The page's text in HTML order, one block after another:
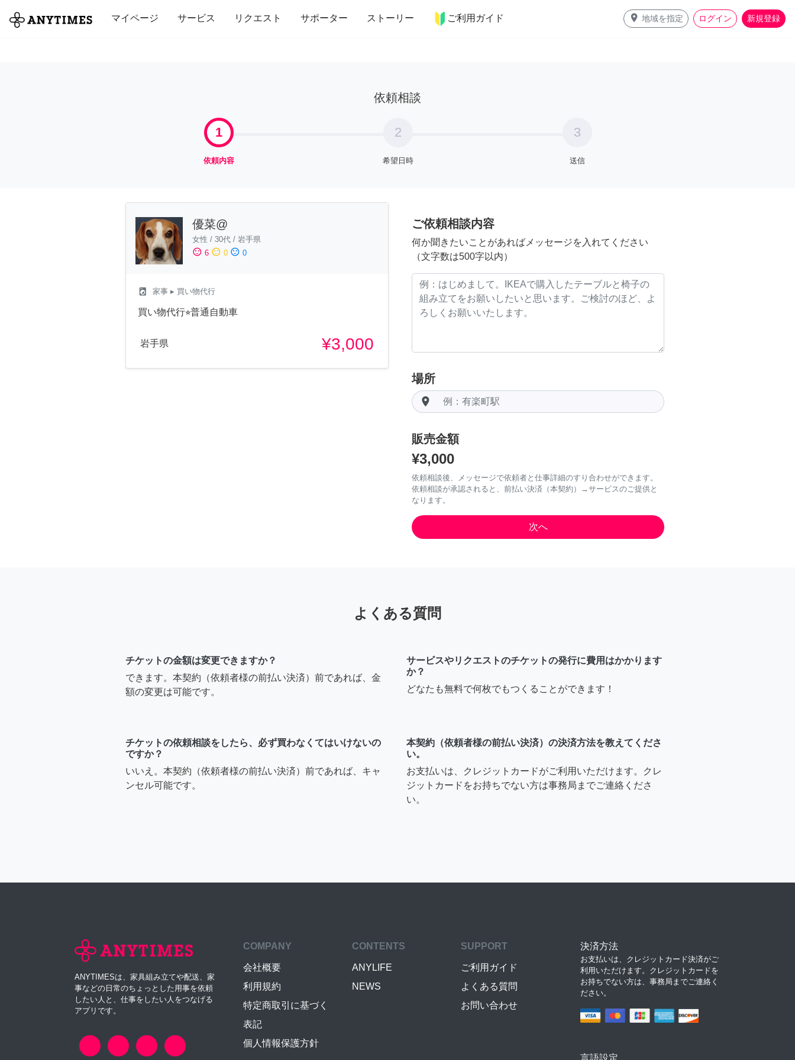
マイページ サービス リクエスト サポーター ストーリー ご利用ガイド place 地域を指定 ログイン 新規登録
全て 修理・組立 家事 引っ越し インテリア 趣味・習い事 ペット 料理
依頼相談
1
依頼内容
2
希望日時
3
送信
優菜@
女性 / 30代 / 岩手県
sentiment_satisfied 6 sentiment_neutral 0 sentiment_dissatisfied 0
local_laundry_service 家事 ▸ 買い物代行
買い物代行⭐︎普通自動車
岩手県 ¥3,000
ご依頼相談内容
何か聞きたいことがあればメッセージを入れてください
（文字数は500字以内）
場所
room
販売金額
¥3,000
依頼相談後、メッセージで依頼者と仕事詳細のすり合わせができます。
依頼相談が承認されると、前払い決済（本契約）→サービスのご提供と
なります。
よくある質問
チケットの金額は変更できますか？
できます。本契約（依頼者様の前払い決済）前であれば、金
額の変更は可能です。
サービスやリクエストのチケットの発行に費用はかかります
か？
どなたも無料で何枚でもつくることができます！
チケットの依頼相談をしたら、必ず買わなくてはいけないの
ですか？
いいえ。本契約（依頼者様の前払い決済）前であれば、キャ
ンセル可能です。
本契約（依頼者様の前払い決済）の決済方法を教えてくださ
い。
お支払いは、クレジットカードがご利用いただけます。クレ
ジットカードをお持ちでない方は事務局までご連絡くださ
い。
ANYTIMESは、家具組み立てや配送、家
事などの日常のちょっとした用事を依頼
したい人と、仕事をしたい人をつなげる
アプリです。
COMPANY
会社概要
利用規約
特定商取引に基づく
表記
個人情報保護方針
CONTENTS
ANYLIFE
NEWS
SUPPORT
ご利用ガイド
よくある質問
お問い合わせ
決済方法
お支払いは、クレジットカード決済がご
利用いただけます。クレジットカードを
お持ちでない方は、事務局までご連絡く
ださい。
言語設定